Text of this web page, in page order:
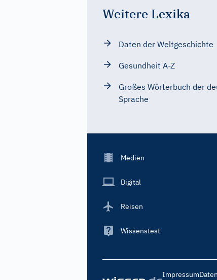
Weitere Lexika
Daten der Weltgeschichte
Gesundheit A-Z
Großes Wörterbuch der
Sprache
Footer
Main
Medien
Digital
Reisen
Wissenstest
Footer
Impressum